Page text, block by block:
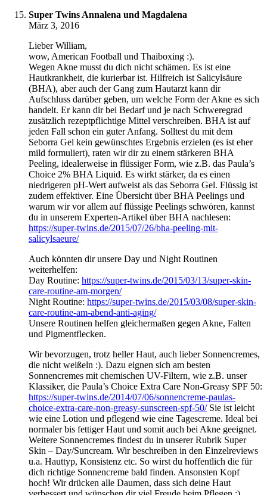
Super Twins Annalena und Magdalena
März 3, 2016
Lieber William,
wow, American Football und Thaiboxing :).
Wegen Akne musst du dich nicht schämen. Es ist eine
Hautkrankheit, die kurierbar ist. Hilfreich ist Salicylsäure
(BHA), aber auch der Gang zum Hautarzt kann dir
Aufschluss darüber geben, um welche Form der Akne es sich
handelt. Er kann dir bei Bedarf und je nach Schweregrad
zusätzlich rezeptpflichtige Mittel verschreiben. BHA ist auf
jeden Fall schon ein guter Anfang. Solltest du mit dem
Seborra Gel kein gewünschtes Ergebnis erzielen (es ist eher
mild formuliert), raten wir dir zu einem stärkeren BHA
Peeling, idealerweise in flüssiger Form, wie z.B. das Paula’s
Choice 2% BHA Liquid. Es wirkt stärker, da es einen
niedrigeren pH-Wert aufweist als das Seborra Gel. Flüssig ist
zudem effektiver. Eine Übersicht über BHA Peelings und
warum wir vor allem auf flüssige Peelings schwören, kannst
du in unserem Experten-Artikel über BHA nachlesen:
https://super-twins.de/2015/07/26/bha-peeling-mit-
salicylsaeure/
Auch könnten dir unsere Day und Night Routinen
weiterhelfen:
Day Routine: https://super-twins.de/2015/03/13/super-skin-
care-routine-am-morgen/
Night Routine: https://super-twins.de/2015/03/08/super-skin-
care-routine-am-abend-anti-aging/
Unsere Routinen helfen gleichermaßen gegen Akne, Falten
und Pigmentflecken.
Wir bevorzugen, trotz heller Haut, auch lieber Sonnencremes,
die nicht weißeln :). Dazu eignen sich am besten
Sonnencremes mit chemischen UV-Filtern, wie z.B. unser
Klassiker, die Paula’s Choice Extra Care Non-Greasy SPF 50:
https://super-twins.de/2014/07/06/sonnencreme-paulas-
choice-extra-care-non-greasy-sunscreen-spf-50/Sie ist leicht
wie eine Lotion und pflegend wie eine Tagescreme. Ideal bei
normaler bis fettiger Haut und somit auch bei Akne geeignet.
Weitere Sonnencremes findest du in unserer Rubrik Super
Skin – Day/Suncream. Wir beschreiben in den Einzelreviews
u.a. Hauttyp, Konsistenz etc. So wirst du hoffentlich die für
dich richtige Sonnencreme bald finden. Ansonsten Kopf
hoch! Wir drücken alle Daumen, dass sich deine Haut